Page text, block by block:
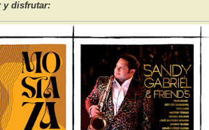
y disfrutar: